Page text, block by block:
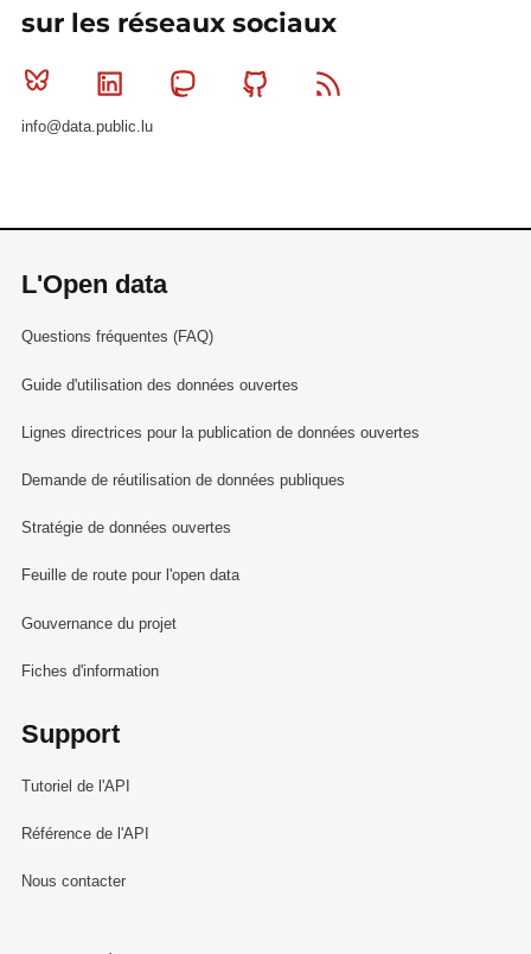
sur les réseaux sociaux
Bluesky Linkedin MastodonGithub
info@data.public.lu
L'Open data
Questions fréquentes (FAQ)
Guide d'utilisation des données ouvertes
Lignes directrices pour la publication de données ouvertes
Demande de réutilisation de données publiques
Stratégie de données ouvertes
Feuille de route pour l'open data
Gouvernance du projet
Fiches d'information
Support
Tutoriel de l'API
Référence de l'API
Nous contacter